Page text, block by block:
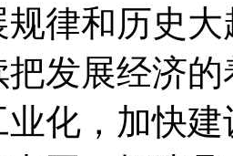
规律和历史
发展经济
化，加快